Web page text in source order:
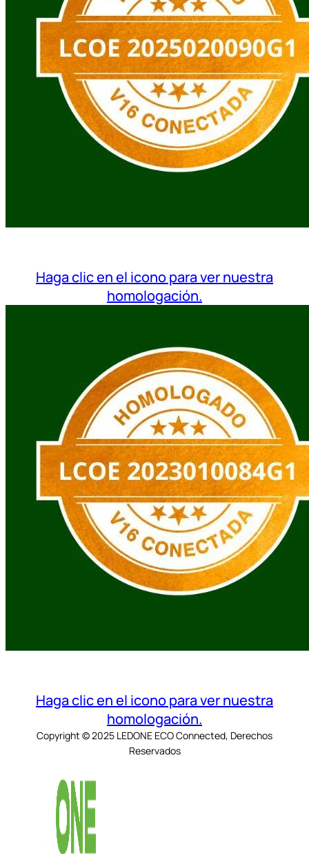
Haga clic en el icono para ver nuestra
homologación.
Haga clic en el icono para ver nuestra
homologación.
Copyright © 2025 LEDONE ECO Connected, Derechos
Reservados